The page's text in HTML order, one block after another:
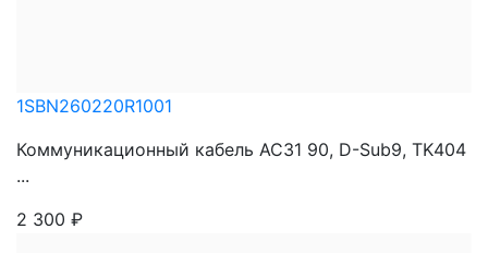
1SBN260220R1001
Коммуникационный кабель АС31 90, D-Sub9, TK404
...
2 300 ₽